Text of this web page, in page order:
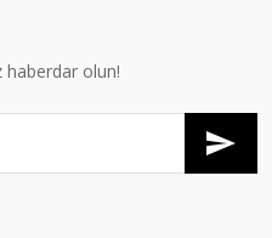
haberdar olun!